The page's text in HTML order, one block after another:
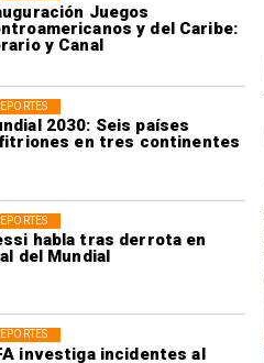
Juegos
y del Caribe:
y Canal
2030: Seis países
en tres continentes
habla tras derrota en
del Mundial
investiga incidentes al